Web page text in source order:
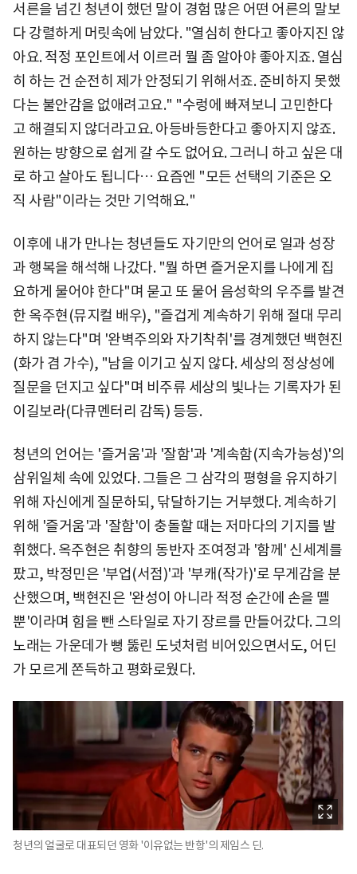
서른을 넘긴 청년이 했던 말이 경험 많은 어떤 어른의 말보
다 강렬하게 머릿속에 남았다. "열심히 한다고 좋아지진 않
아요. 적정 포인트에서 이르러 뭘 좀 알아야 좋아지죠. 열심
히 하는 건 순전히 제가 안정되기 위해서죠. 준비하지 못했
다는 불안감을 없애려고요." "수렁에 빠져보니 고민한다
고 해결되지 않더라고요. 아등바등한다고 좋아지지 않죠.
원하는 방향으로 쉽게 갈 수도 없어요. 그러니 하고 싶은 대
로 하고 살아도 됩니다… 요즘엔 "모든 선택의 기준은 오
직 사람"이라는 것만 기억해요."
이후에 내가 만나는 청년들도 자기만의 언어로 일과 성장
과 행복을 해석해 나갔다. "뭘 하면 즐거운지를 나에게 집
요하게 물어야 한다"며 묻고 또 물어 음성학의 우주를 발견
한 옥주현(뮤지컬 배우), "즐겁게 계속하기 위해 절대 무리
하지 않는다"며 '완벽주의와 자기착취'를 경계했던 백현진
(화가 겸 가수), "남을 이기고 싶지 않다. 세상의 정상성에
질문을 던지고 싶다"며 비주류 세상의 빛나는 기록자가 된
이길보라(다큐멘터리 감독) 등등.
청년의 언어는 '즐거움'과 '잘함'과 '계속함(지속가능성)'의
삼위일체 속에 있었다. 그들은 그 삼각의 평형을 유지하기
위해 자신에게 질문하되, 닦달하기는 거부했다. 계속하기
위해 '즐거움'과 '잘함'이 충돌할 때는 저마다의 기지를 발
휘했다. 옥주현은 취향의 동반자 조여정과 '함께' 신세계를
팠고, 박정민은 '부업(서점)'과 '부캐(작가)'로 무게감을 분
산했으며, 백현진은 '완성이 아니라 적정 순간에 손을 뗄
뿐'이라며 힘을 뺀 스타일로 자기 장르를 만들어갔다. 그의
노래는 가운데가 뻥 뚫린 도넛처럼 비어있으면서도, 어딘
가 모르게 쫀득하고 평화로웠다.
청년의 얼굴로 대표되던 영화 '이유없는 반항'의 제임스 딘.